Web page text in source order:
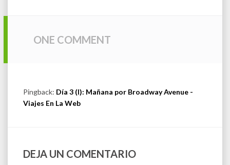
ONE COMMENT
Pingback: Día 3 (I): Mañana por Broadway Avenue -
Viajes En La Web
DEJA UN COMENTARIO